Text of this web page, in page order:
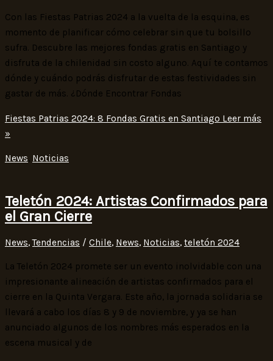
Con las Fiestas Patrias 2024 a la vuelta de la esquina, es
momento de planificar cómo celebrar sin que tu bolsillo
sufra. Descubre las mejores fondas gratis en Santiago y
disfruta de la chilenidad sin costo alguno. Aquí te contamos
dónde y cuándo podrás disfrutar de estas festividades sin
gastar de más. ¿Dónde Encontrar Fondas
Fiestas Patrias 2024: 8 Fondas Gratis en Santiago Leer más
»
News, Noticias
Teletón 2024: Artistas Confirmados para
el Gran Cierre
News,Tendencias / Chile, News, Noticias, teletón 2024
La Teletón 2024 promete ser un evento inolvidable con una
impresionante alineación de artistas confirmados para el
cierre en la Quinta Vergara. Este año, la jornada solidaria se
llevará a cabo los días 8 y 9 de noviembre, y ya se han
anunciado algunos de los nombres más esperados en la
escena musical y de